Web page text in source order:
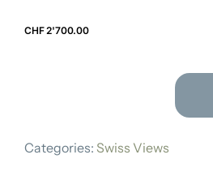
CHF2'700.00
BULLINGER
Categories: Swiss Views